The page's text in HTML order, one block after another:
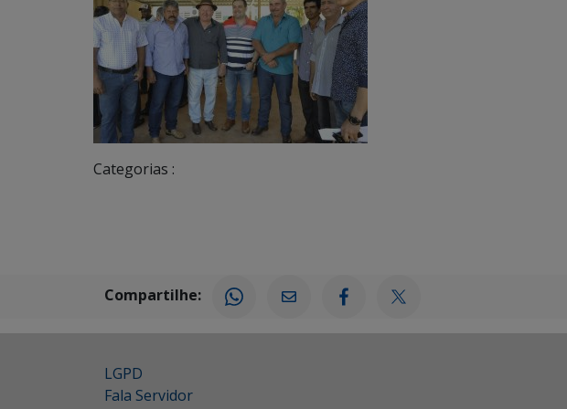
Categorias :
Compartilhe:
LGPD
Fala Servidor